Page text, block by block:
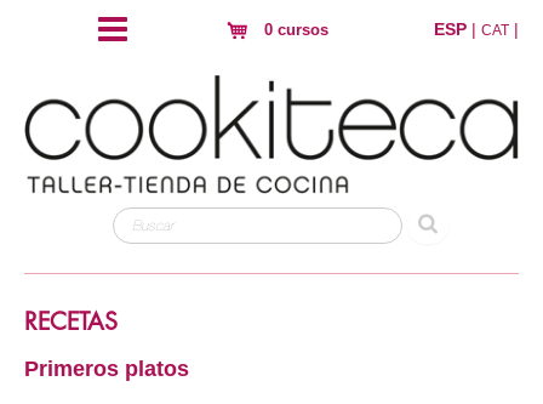
0 cursos ESP | CAT |
RECETAS
Primeros platos